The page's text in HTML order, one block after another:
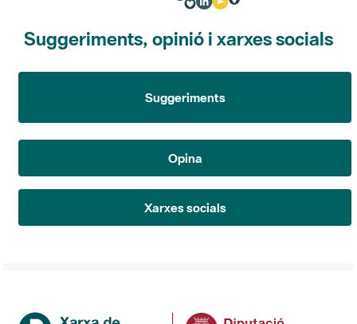
Suggeriments, opinió i xarxes socials
Suggeriments
Opina
Xarxes socials